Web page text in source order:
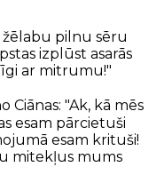
pilnu sēru
izplūst asarās
ar mitrumu!"
Ciānas: "Ak, kā mēs
esam pārcietuši
esam krituši!
mitekļus mums